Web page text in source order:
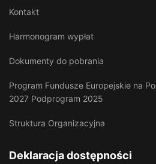
Kontakt
Harmonogram wypłat
Dokumenty do pobrania
Program Fundusze Europejskie na
2027 Podprogram 2025
Struktura Organizacyjna
Deklaracja dostępności